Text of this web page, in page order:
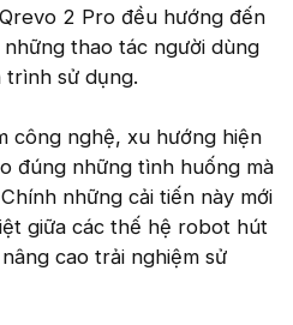
2 Pro đều hướng đến
thao tác người dùng
trình sử dụng.
công nghệ, xu hướng hiện
đúng những tình huống mà
những cải tiến này mới
giữa các thế hệ robot hút
cao trải nghiệm sử